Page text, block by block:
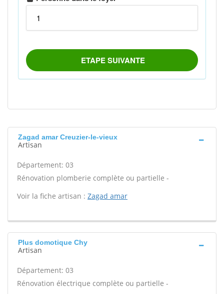
Zagad amar Creuzier-le-vieux
Artisan
Département: 03
Rénovation plomberie complète ou partielle -
Voir la fiche artisan : Zagad amar
Plus domotique Chy
Artisan
Département: 03
Rénovation électrique complète ou partielle -